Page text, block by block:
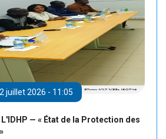
juillet 2026 - 11:05
L'IDHP — « État de la Protection des